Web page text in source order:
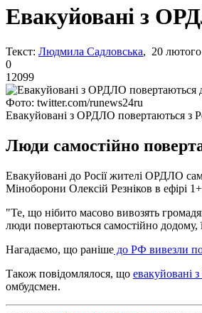
Евакуйовані з
Текст: Людмила Садловська, 20
0
12099
Фото: twitter.com/runews24ru
Евакуйовані з ОРДЛО повертаються з
Люди самостійно
Евакуйовані до Росії жителі ОРДЛО
Міноборони Олексій Резніков в ефірі
"Те, що нібито масово вивозять
люди повертаються самостійно додому,
Нагадаємо, що раніше до РФ вивезли
Також повідомлялося, що евакуйовані
омбудсмен.